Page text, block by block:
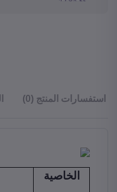
استفسارات المنتج (0)
الخاصية